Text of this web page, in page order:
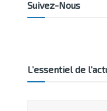
Suivez-Nous
L’essentiel de